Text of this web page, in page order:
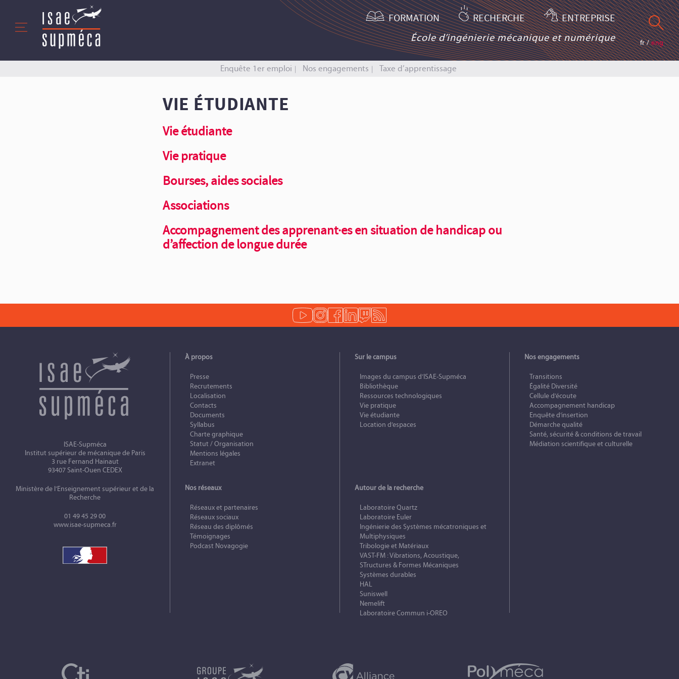
FORMATION RECHERCHE ENTREPRISE
École d’ingénierie mécanique et numérique fr/eng
Enquête 1er emploi Nos engagements Taxe d’apprentissage
VIE ÉTUDIANTE
Vie étudiante
Vie pratique
Bourses, aides sociales
Associations
Accompagnement des apprenant·es en situation de handicap ou
d’affection de longue durée
ISAE-Supméca
Institut supérieur de mécanique de Paris
3 rue Fernand Hainaut
93407 Saint-Ouen CEDEX
Ministère de l’Enseignement supérieur et de la
Recherche
01 49 45 29 00
www.isae-supmeca.fr
À propos
Presse
Recrutements
Localisation
Contacts
Documents
Syllabus
Charte graphique
Statut / Organisation
Mentions légales
Extranet
Sur le campus
Images du campus d’ISAE-Supméca
Bibliothèque
Ressources technologiques
Vie pratique
Vie étudiante
Location d’espaces
Nos engagements
Transitions
Égalité Diversité
Cellule d’écoute
Accompagnement handicap
Enquête d’insertion
Démarche qualité
Santé, sécurité & conditions de travail
Médiation scientifique et culturelle
Nos réseaux
Réseaux et partenaires
Réseaux sociaux
Réseau des diplômés
Témoignages
Podcast Novagogie
Autour de la recherche
Laboratoire Quartz
Laboratoire Euler
Ingénierie des Systèmes mécatroniques et
Multiphysiques
Tribologie et Matériaux
VAST-FM : Vibrations, Acoustique,
STructures & Formes Mécaniques
Systèmes durables
HAL
Suniswell
Nemelift
Laboratoire Commun i-OREO